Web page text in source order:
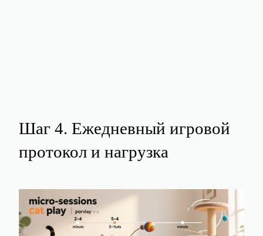
Шаг 4. Ежедневный игровой
протокол и нагрузка